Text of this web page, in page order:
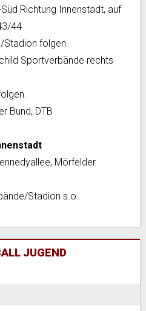
Richtung Innenstadt, auf
44
Stadion folgen
Sportverbände rechts
Bund, DTB
Mörfelder
Stadion s.o.
JUGEND